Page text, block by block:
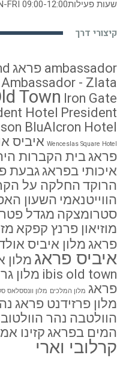
שעות פעילותFRI 09:00-12:00
קיצורי דרך
ambassador פראג
- Zlata
Town Iron Gate
Hotel President
BluAlcron Hotel
Wenceslas Square Hotel איביס
פראג בית הקברות
איכותי בפראגגבעת
הרוקד החלקה על
הווייטנאמי השעון
סטרומצקה מגדל
מוזיאון פרנץ קפקא
פראג מלון איביס
איביס פראג מלון
ibis old town מלון
פראג מלון המלכים מלון וונססלאס
מלון פרזידנט פראג
הוולטבה נהר
המים בפראג קזינו
קרלובי וארי